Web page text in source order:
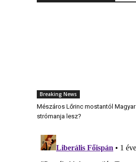
Breaking News
Mészáros Lőrinc mostantól Magyar
strómanja lesz?